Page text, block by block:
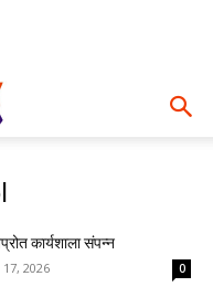
कार्यशाला संपन्न
17, 2026 0